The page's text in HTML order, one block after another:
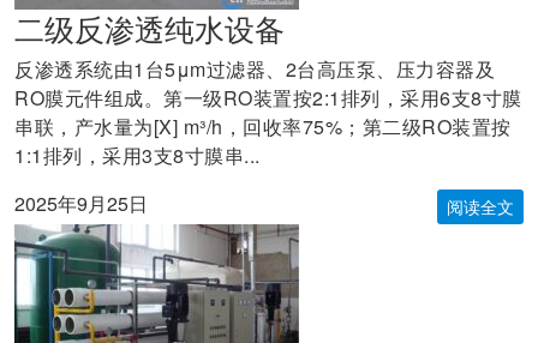
二级反渗透纯水设备
反渗透系统由1台5μm过滤器、2台高压泵、压力容器及
RO膜元件组成。第一级RO装置按2:1排列，采用6支8寸膜
串联，产水量为[X] m³/h，回收率75%；第二级RO装置按
1:1排列，采用3支8寸膜串...
2025年9月25日
阅读全文